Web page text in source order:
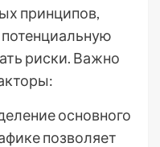
принципов,
риски. Важно
основного
позволяет